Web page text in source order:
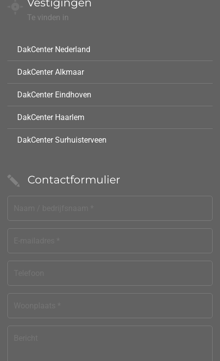
Vestigingen
Te vinden in
DakCenter Nederland
DakCenter Alkmaar
DakCenter Eindhoven
DakCenter Haarlem
DakCenter Surhuisterveen
Contactformulier